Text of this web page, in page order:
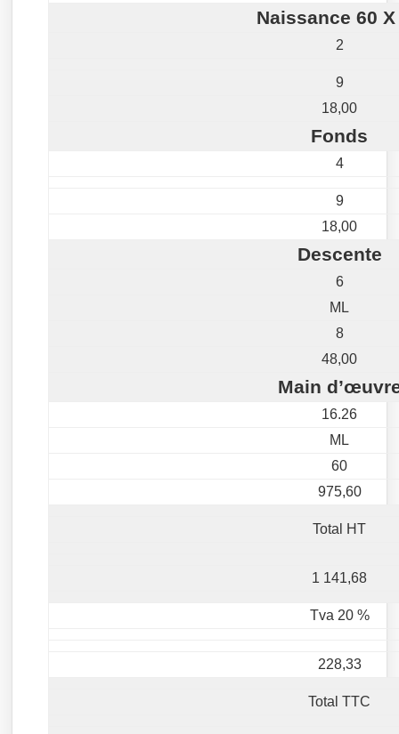
Naissance 60
2
9
18,00
Fonds
4
9
18,00
Descente
6
ML
8
48,00
Main
16.26
ML
60
975,60
Total HT
1 141,68
Tva 20 %
228,33
Total TTC